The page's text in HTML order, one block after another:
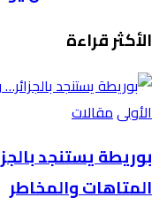
الأكثر قراءة
الأولىمقالات
بوريطة يستنجد
المتاهات والمخاطر